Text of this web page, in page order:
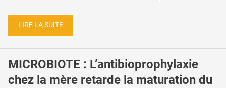
LIRE LA SUITE
MICROBIOTE : L’antibioprophylaxie
chez la mère retarde la maturation du